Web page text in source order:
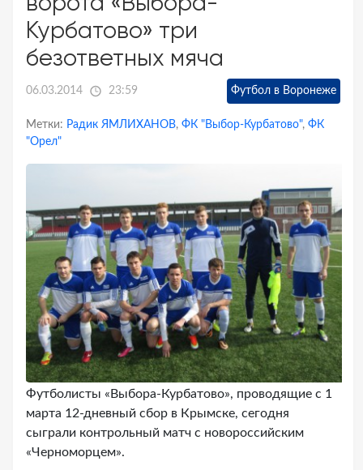
Курбатово» три
безответных мяча
06.03.2014 23:59 Футбол в Воронеже
Метки: Радик ЯМЛИХАНОВ, ФК "Выбор-Курбатово", ФК
"Орел"
Футболисты «Выбора-Курбатово», проводящие с 1
марта 12-дневный сбор в Крымске, сегодня
сыграли контрольный матч с новороссийским
«Черноморцем».